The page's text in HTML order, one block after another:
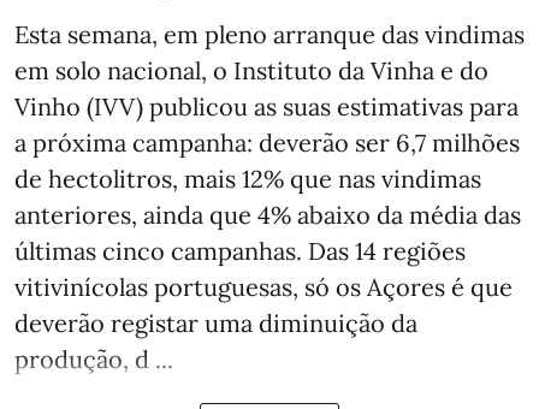
Esta semana, em pleno arranque das vindimas
em solo nacional, o Instituto da Vinha e do
Vinho (IVV) publicou as suas estimativas para
a próxima campanha: deverão ser 6,7 milhões
de hectolitros, mais 12% que nas vindimas
anteriores, ainda que 4% abaixo da média das
últimas cinco campanhas. Das 14 regiões
vitivinícolas portuguesas, só os Açores é que
deverão registar uma diminuição da
produção, d ...